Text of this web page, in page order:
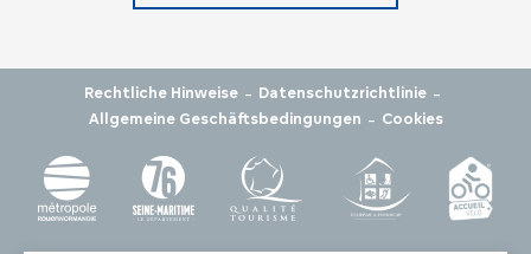
Rechtliche Hinweise - Datenschutzrichtlinie -
Allgemeine Geschäftsbedingungen - Cookies